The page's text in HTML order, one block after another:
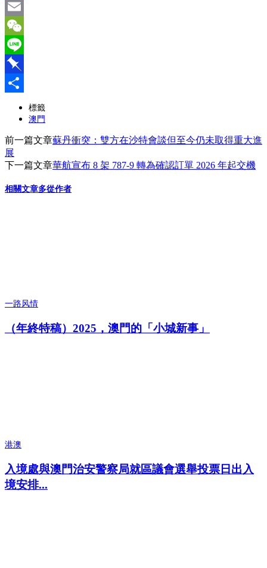
Twitter
Email
WeChat
Line
Pinboard
標籤
澳門
前一篇文章蘇丹衝突：雙方在沙特會談但至今仍未取得重大進
展
下一篇文章華航宣布 8 架 787-9 轉為確認訂單 2026 年起交機
相關文章多從作者
一路风情
（年終特稿）2025，澳門的「小城新事」
港澳
入境處與澳門治安警察局就區議會選舉投票日出入
境安排...